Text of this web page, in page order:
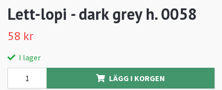
Lett-lopi - dark grey h. 0058
58 kr
I lager
LÄGG I KORGEN